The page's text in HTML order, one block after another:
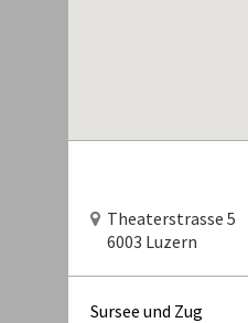
Theaterstrasse 5
6003 Luzern
Sursee und Zug